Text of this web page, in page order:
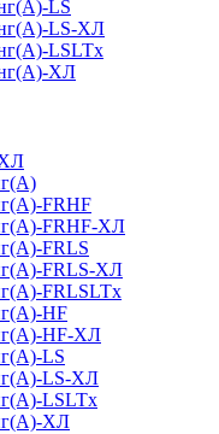
LS
LS-ХЛ
LSLTx
ХЛ
FRHF
FRHF-ХЛ
FRLS
FRLS-ХЛ
FRLSLTx
HF
HF-ХЛ
LS
LS-ХЛ
LSLTx
ХЛ